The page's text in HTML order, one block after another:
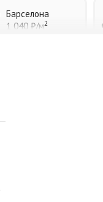
Барселона
1 040 ₽/м2